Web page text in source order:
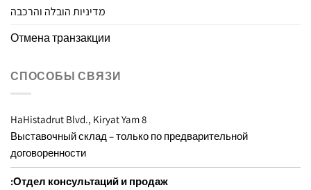
מדיניות הובלה והרכבה
Отмена транзакции
СПОСОБЫ СВЯЗИ
8 HaHistadrut Blvd., Kiryat Yam
Выставочный склад – только по предварительной
договоренности
Отдел консультаций и продаж: